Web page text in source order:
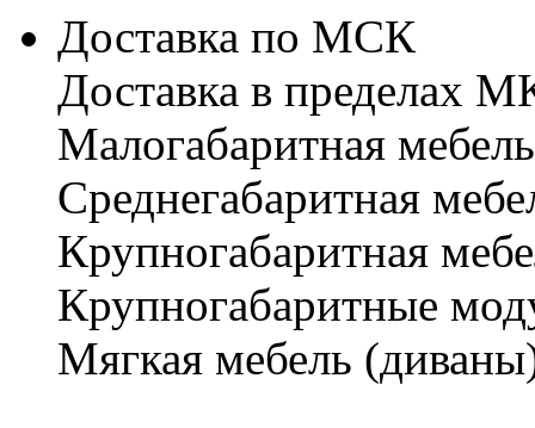
Доставка по МСК
Доставка в пределах
Малогабаритная
Cреднегабаритная
Крупногабаритная
Крупногабаритные
Мягкая мебель